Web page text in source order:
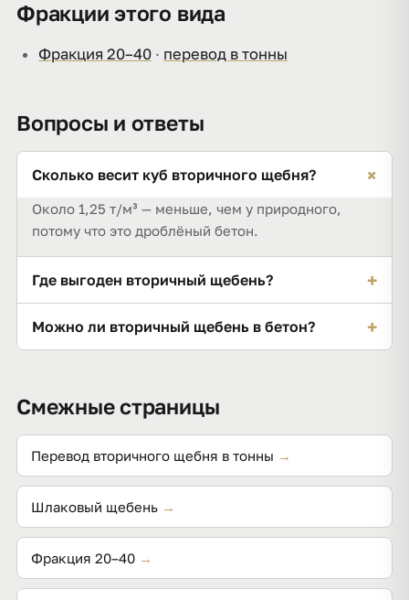
Фракции этого вида
Фракция 20–40 · перевод в тонны
Вопросы и ответы
Сколько весит куб вторичного щебня? +
Около 1,25 т/м³ — меньше, чем у природного,
потому что это дроблёный бетон.
Где выгоден вторичный щебень? +
где цена важнее прочности.
Можно ли вторичный щебень в бетон? +
Смежные страницы
Перевод вторичного щебня в тонны →
Шлаковый щебень →
Фракция 20–40 →